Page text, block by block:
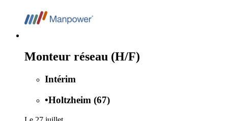
Monteur réseau (H/F)
Intérim
•Holtzheim (67)